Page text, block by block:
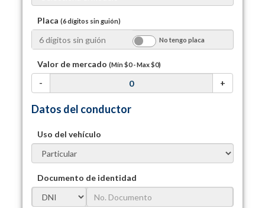
Placa(6 dígitos sin guión)
No tengo placa
Valor de mercado(Mín$0- Max$0)
- +
Datos del conductor
Uso del vehículo
Documento de identidad